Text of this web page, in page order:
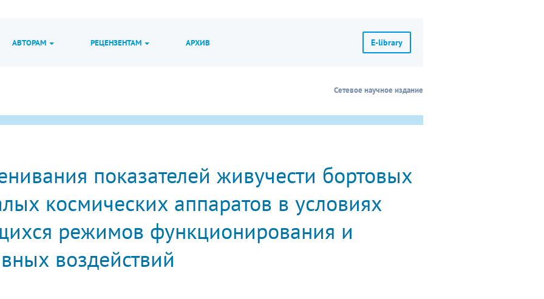
АВТОРАМ РЕЦЕНЗЕНТАМ АРХИВ E-library
Сетевое научное издание
показателей живучести бортовых
космических аппаратов в условиях
режимов функционирования и
воздействий